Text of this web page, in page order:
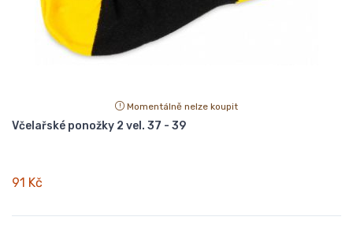
Momentálně nelze koupit
Včelařské ponožky 2 vel. 37 - 39
91 Kč